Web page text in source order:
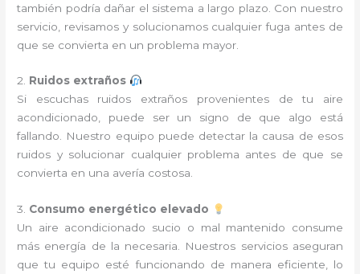
también podría dañar el sistema a largo plazo. Con nuestro
servicio, revisamos y solucionamos cualquier fuga antes de
que se convierta en un problema mayor.
2. Ruidos extraños
Si escuchas ruidos extraños provenientes de tu aire
acondicionado, puede ser un signo de que algo está
fallando. Nuestro equipo puede detectar la causa de esos
ruidos y solucionar cualquier problema antes de que se
convierta en una avería costosa.
3. Consumo energético elevado
Un aire acondicionado sucio o mal mantenido consume
más energía de la necesaria. Nuestros servicios aseguran
que tu equipo esté funcionando de manera eficiente, lo